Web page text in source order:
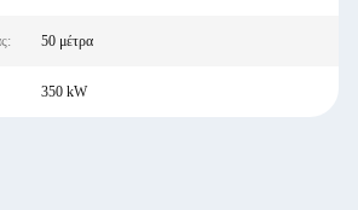
50 μέτρα
350 kW